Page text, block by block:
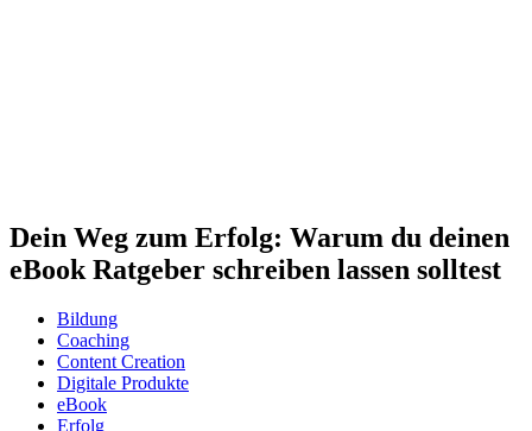
Dein Weg zum Erfolg: Warum du deinen
eBook Ratgeber schreiben lassen solltest
Bildung
Coaching
Content Creation
Digitale Produkte
eBook
Erfolg